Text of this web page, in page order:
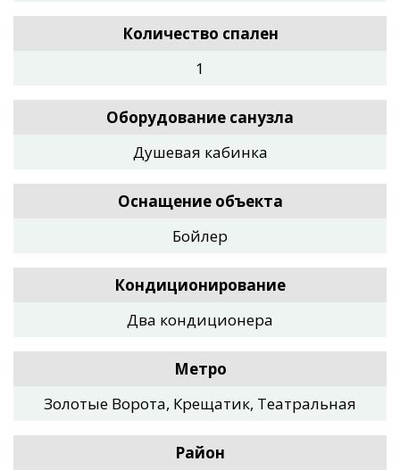
Количество спален
1
Оборудование санузла
Душевая кабинка
Оснащение объекта
Бойлер
Кондиционирование
Два кондиционера
Метро
Золотые Ворота, Крещатик, Театральная
Район